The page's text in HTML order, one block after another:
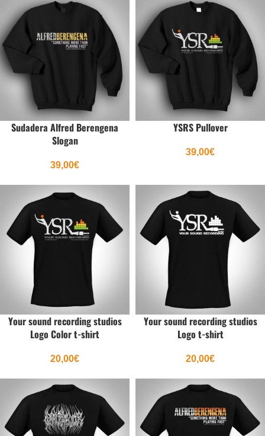
Sudadera Alfred Berengena
Slogan
39,00€
YSRS Pullover
39,00€
Your sound recording studios
Logo Color t-shirt
20,00€
Your sound recording studios
Logo t-shirt
20,00€